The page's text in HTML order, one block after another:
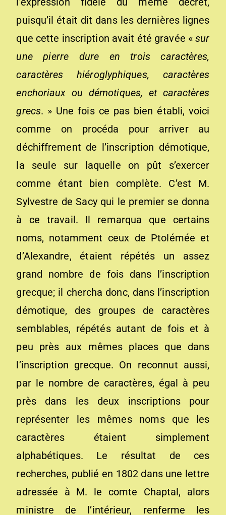
puisqu’il était dit dans les dernières lignes
que cette inscription avait été gravée «sur
une pierre dure en trois caractères,
caractères hiéroglyphiques, caractères
enchoriaux ou démotiques, et caractères
grecs. » Une fois ce pas bien établi, voici
comme on procéda pour arriver au
déchiffrement de l’inscription démotique,
la seule sur laquelle on pût s’exercer
comme étant bien complète. C’est M.
Sylvestre de Sacy qui le premier se donna
à ce travail. Il remarqua que certains
noms, notamment ceux de Ptolémée et
d’Alexandre, étaient répétés un assez
grand nombre de fois dans l’inscription
grecque; il chercha donc, dans l’inscription
démotique, des groupes de caractères
semblables, répétés autant de fois et à
peu près aux mêmes places que dans
l’inscription grecque. On reconnut aussi,
par le nombre de caractères, égal à peu
près dans les deux inscriptions pour
représenter les mêmes noms que les
caractères étaient simplement
alphabétiques. Le résultat de ces
recherches, publié en 1802 dans une lettre
adressée à M. le comte Chaptal, alors
ministre de l’intérieur, renferme les